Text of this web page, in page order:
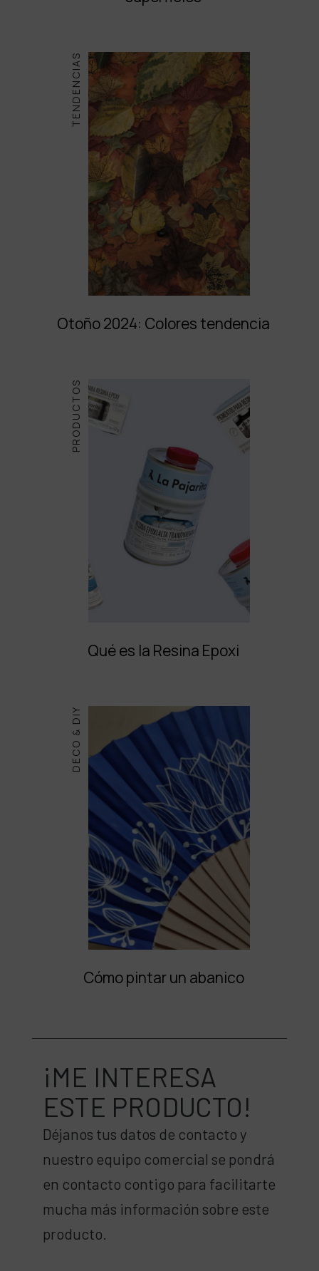
TENDENCIAS
Otoño 2024: Colores tendencia
PRODUCTOS
Qué es la Resina Epoxi
DECO & DIY
Cómo pintar un abanico
¡ME INTERESA
ESTE PRODUCTO!
Déjanos tus datos de contacto y
nuestro equipo comercial se pondrá
en contacto contigo para facilitarte
mucha más información sobre este
producto.